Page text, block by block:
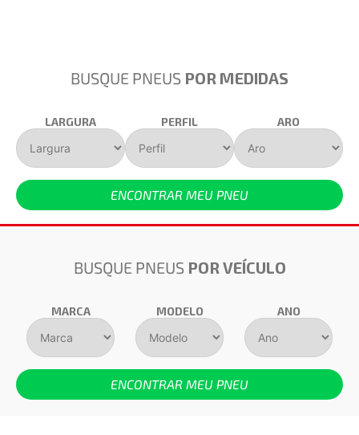
BUSQUE PNEUS POR MEDIDAS
LARGURA PERFIL ARO
ENCONTRAR MEU PNEU
BUSQUE PNEUS POR VEÍCULO
MARCA MODELO ANO
ENCONTRAR MEU PNEU